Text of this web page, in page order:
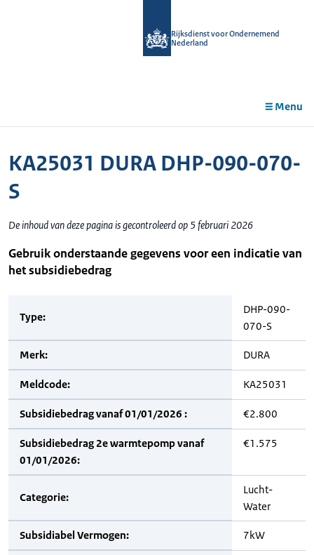
Rijksdienst voor Ondernemend
Nederland
Menu
KA25031 DURA DHP-090-070-
S
De inhoud van deze pagina is gecontroleerd op 5 februari 2026
Gebruik onderstaande gegevens voor een indicatie van
het subsidiebedrag
Type:
DHP-090-
070-S
Merk: DURA
Meldcode: KA25031
Subsidiebedrag vanaf 01/01/2026 : €2.800
Subsidiebedrag 2e warmtepomp vanaf
01/01/2026:
€1.575
Categorie:
Lucht-
Water
Subsidiabel Vermogen: 7kW